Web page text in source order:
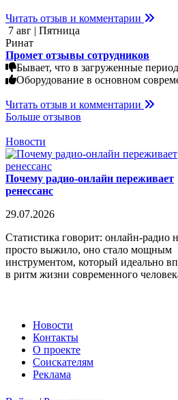
Читать отзыв и комментарии
7 авг | Пятница
Ринат
Промет отзывы сотрудников
Бывает, что в загруженные
Оборудование в основном
Читать отзыв и комментарии
Больше отзывов
Новости
Почему радио-онлайн переживает
ренессанс
29.07.2026
Статистика говорит: онлайн-радио
просто выжило, оно стало мощным
инструментом, который идеально
в ритм жизни современного
Новости
Контакты
О проекте
Соискателям
Реклама